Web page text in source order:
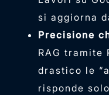
si aggiorna
Precisione
RAG tramite
drastico le
risponde